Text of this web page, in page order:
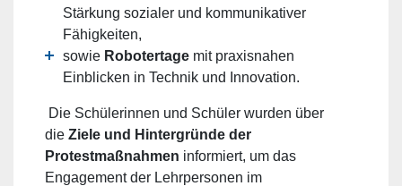
Stärkung sozialer und kommunikativer
Fähigkeiten,
sowie Robotertage mit praxisnahen
Einblicken in Technik und Innovation.
Die Schülerinnen und Schüler wurden über
die Ziele und Hintergründe der
Protestmaßnahmen informiert, um das
Engagement der Lehrpersonen im